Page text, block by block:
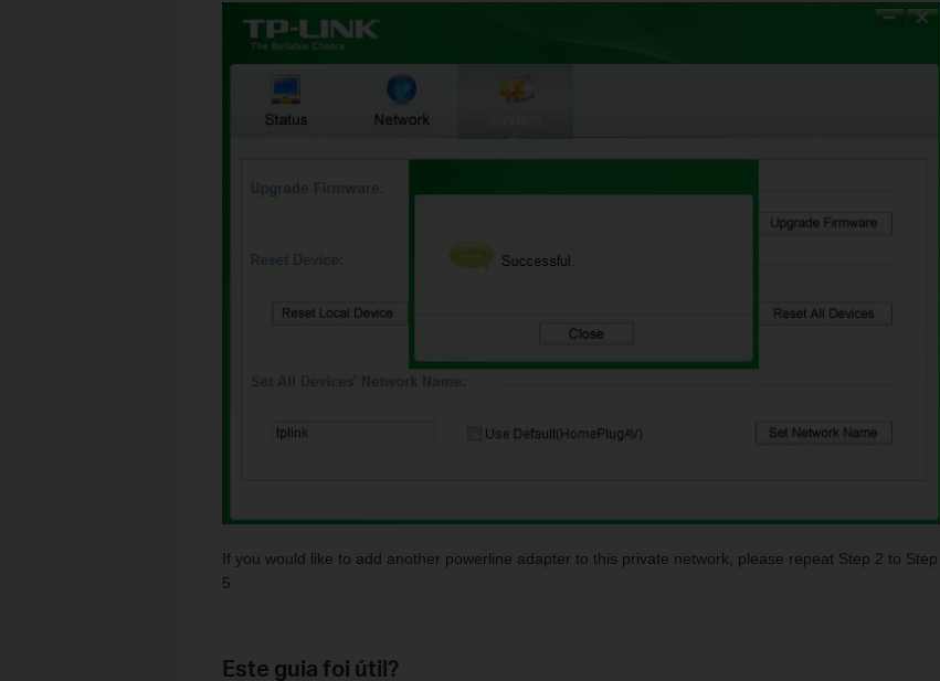
If you would like to add another powerline adapter to this private network, please repeat Step 2 to Step
5.
Este guia foi útil?